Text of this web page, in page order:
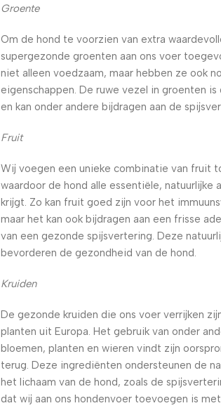
Groente
Om de hond te voorzien van extra
supergezonde groenten aan ons voer
niet alleen voedzaam, maar hebben ze ook
eigenschappen. De ruwe vezel in groenten
en kan onder andere bijdragen aan de
Fruit
Wij voegen een unieke combinatie van fruit
waardoor de hond alle essentiële, natuurlijke
krijgt. Zo kan fruit goed zijn voor het
maar het kan ook bijdragen aan een frisse
van een gezonde spijsvertering. Deze
bevorderen de gezondheid van de hond.
Kruiden
De gezonde kruiden die ons voer verrijken
planten uit Europa. Het gebruik van onder
bloemen, planten en wieren vindt zijn
terug. Deze ingrediënten ondersteunen de
het lichaam van de hond, zoals de
dat wij aan ons hondenvoer toevoegen is